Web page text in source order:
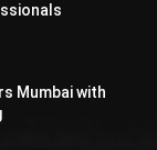
Mumbai with